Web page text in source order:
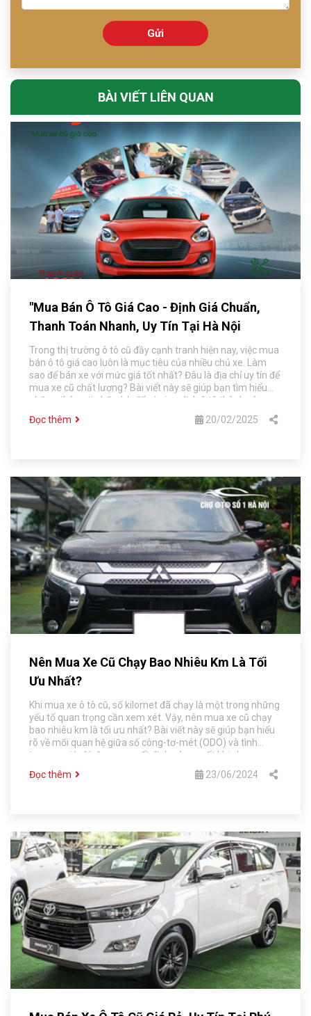
Gửi
BÀI VIẾT LIÊN QUAN
"Mua Bán Ô Tô Giá Cao - Định Giá Chuẩn,
Thanh Toán Nhanh, Uy Tín Tại Hà Nội
Trong thị trường ô tô cũ đầy cạnh tranh hiện nay, việc mua
bán ô tô giá cao luôn là mục tiêu của nhiều chủ xe. Làm
sao để bán xe với mức giá tốt nhất? Đâu là địa chỉ uy tín để
mua xe cũ chất lượng? Bài viết này sẽ giúp bạn tìm hiểu
những thông tin hữu ích để có giao dịch ô tô thành công.
Đọc thêm
20/02/2025
Nên Mua Xe Cũ Chạy Bao Nhiêu Km Là Tối
Ưu Nhất?
Khi mua xe ô tô cũ, số kilomet đã chạy là một trong những
yếu tố quan trọng cần xem xét. Vậy, nên mua xe cũ chạy
bao nhiêu km là tối ưu nhất? Bài viết này sẽ giúp bạn hiểu
rõ về mối quan hệ giữa số công-tơ-mét (ODO) và tình
trạng xe, từ đó đưa ra quyết định sáng suốt khi chọn mua
Đọc thêm 23/06/2024